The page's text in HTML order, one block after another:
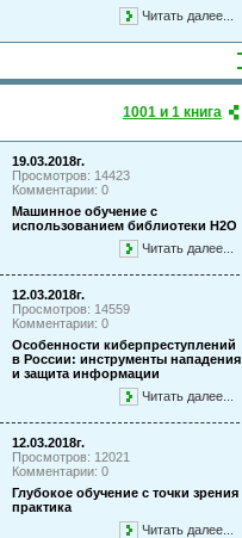
Читать далее...
1001 и 1 книга
19.03.2018г.
Просмотров: 14423
Комментарии: 0
Машинное обучение с
использованием библиотеки Н2О
Читать далее...
12.03.2018г.
Просмотров: 14559
Комментарии: 0
Особенности киберпреступлений
в России: инструменты нападения
и защита информации
Читать далее...
12.03.2018г.
Просмотров: 12021
Комментарии: 0
Глубокое обучение с точки зрения
практика
Читать далее...